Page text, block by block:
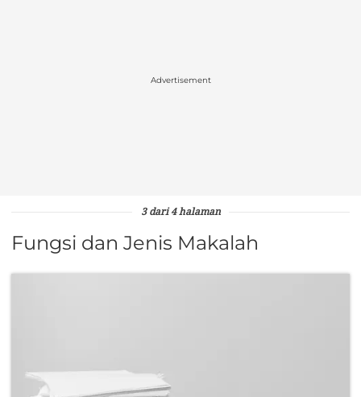
Advertisement
3 dari 4 halaman
Fungsi dan Jenis Makalah